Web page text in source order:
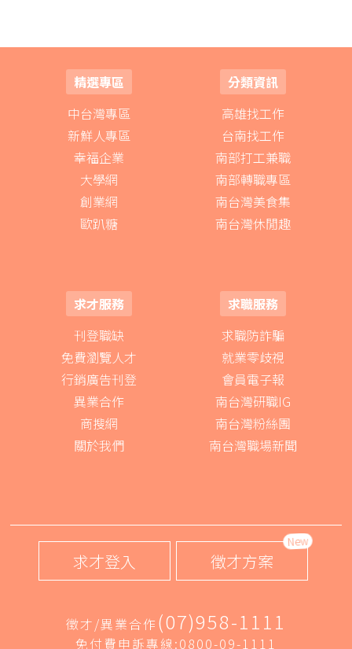
精選專區
中台灣專區
新鮮人專區
幸福企業
大學網
創業網
歐趴糖
分類資訊
高雄找工作
台南找工作
南部打工兼職
南部轉職專區
南台灣美食集
南台灣休閒趣
求才服務
刊登職缺
免費瀏覽人才
行銷廣告刊登
異業合作
商搜網
關於我們
求職服務
求職防詐騙
就業零歧視
會員電子報
南台灣研職IG
南台灣粉絲團
南台灣職場新聞
求才登入 徵才方案
New
徵才/異業合作 (07)958-1111
免付費申訴專線:0800-09-1111